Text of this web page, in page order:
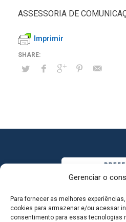
Gerenciar o
Para fornecer as melhores
cookies para armazenar e/ou acessar
consentimento para essas tecnologias
ASSESSORIA DE
Imprimir